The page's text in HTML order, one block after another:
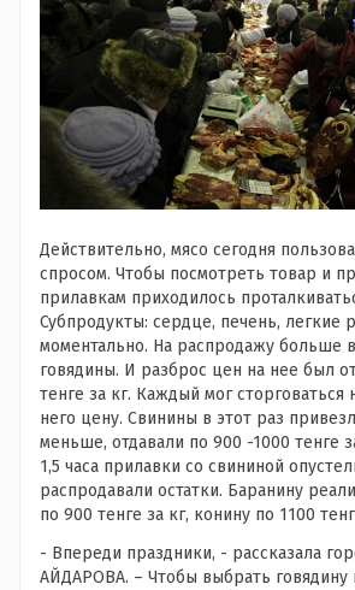
Действительно, мясо сегодня
спросом. Чтобы посмотреть товар и
прилавкам приходилось
Субпродукты: сердце, печень, легкие
моментально. На распродажу больше
говядины. И разброс цен на нее был
тенге за кг. Каждый мог сторговаться
него цену. Свинины в этот раз
меньше, отдавали по 900 -1000 тенге
1,5 часа прилавки со свининой
распродавали остатки. Баранину
по 900 тенге за кг, конину по 1100
- Впереди праздники, - рассказала
АЙДАРОВА. – Чтобы выбрать говядину